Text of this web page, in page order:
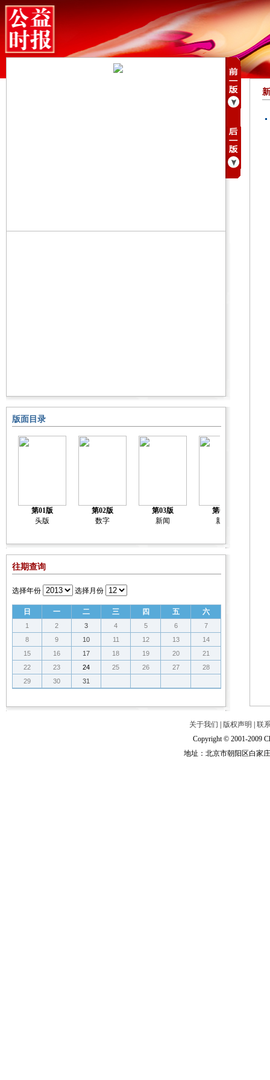
版面目录
第01版
头版
第02版
数字
第03版
新闻
第04版
新闻
往期查询
选择年份 选择月份
日 一 二 三 四 五 六
1 2 3 4 5 6
7
8
9 10 11 12 13
14
15
16 17 18 19 20
21
22
23 24 25 26 27
28
29
30 31
关于我们 版权声明
联
Copyright © 2001-2009
地址：北京市朝阳区白家